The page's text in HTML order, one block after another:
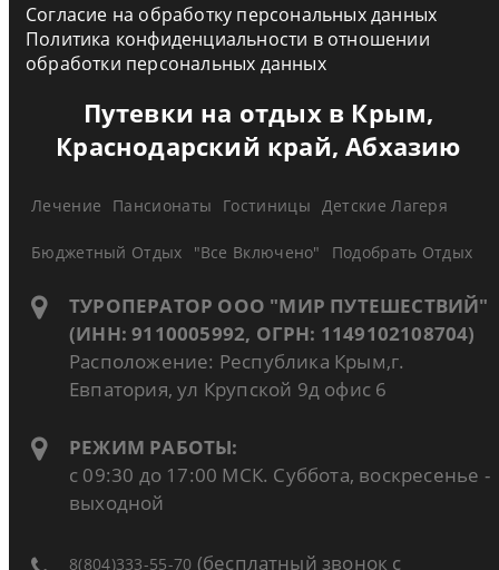
Согласие на обработку персональных данных
Политика конфиденциальности в отношении
обработки персональных данных
Путевки на отдых в Крым,
Краснодарский край, Абхазию
Лечение Пансионаты Гостиницы Детские Лагеря
Бюджетный Отдых "Все Включено" Подобрать Отдых
ТУРОПЕРАТОР ООО "МИР ПУТЕШЕСТВИЙ"
(ИНН: 9110005992, ОГРН: 1149102108704)
Расположение: Республика Крым,г.
Евпатория, ул Крупской 9д офис 6
РЕЖИМ РАБОТЫ:
с 09:30 до 17:00 МСК. Суббота, воскресенье -
выходной
8(804)333-55-70 (бесплатный звонок с